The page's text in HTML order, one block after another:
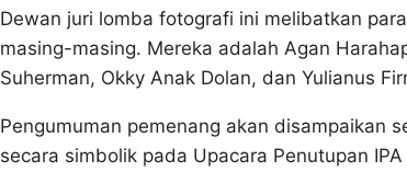
Dewan juri lomba fotografi ini melibatkan
masing-masing. Mereka adalah Agan
Suherman, Okky Anak Dolan, dan Yulianus
Pengumuman pemenang akan disampaikan
secara simbolik pada Upacara Penutupan